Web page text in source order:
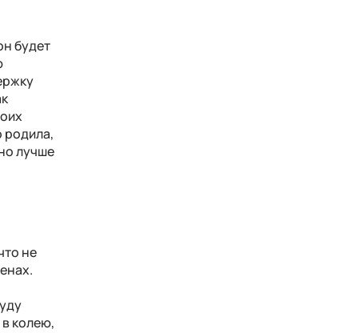
будет
родила,
лучше
не
колею,